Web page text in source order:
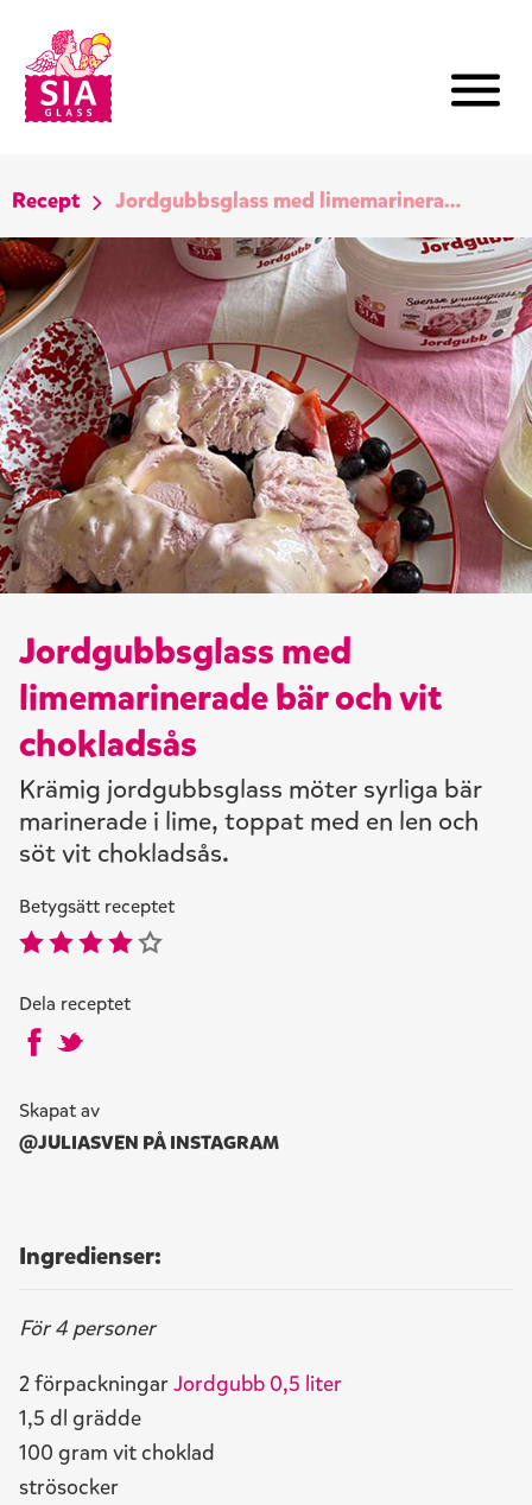
Jordgubbsglass med
limemarinerade bär och vit
chokladsås
Krämig jordgubbsglass möter syrliga bär
marinerade i lime, toppat med en len och
söt vit chokladsås.
Betygsätt receptet
Dela receptet
Skapat av
@JULIASVEN PÅ INSTAGRAM
Recept Jordgubbsglass med limemarinerade bär och vit chokladsås
Ingredienser:
För 4 personer
2 förpackningarJordgubb 0,5 liter
1,5 dl grädde
100 gram vit choklad
strösocker